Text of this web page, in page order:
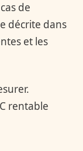
de
décrite dans
et les
rentable